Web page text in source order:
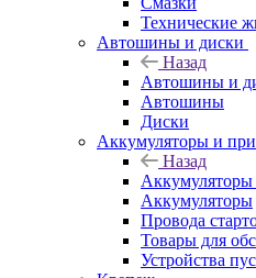
Технические
Автошины и диски
Назад
Автошины и
Автошины
Диски
Аккумуляторы и
Назад
Аккумуляторы
Провода
Товары для
Устройства